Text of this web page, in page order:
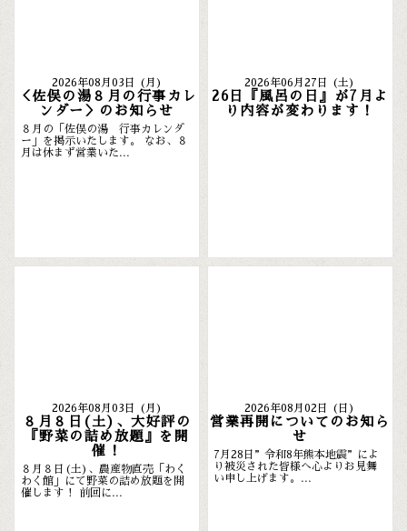
2026年08月03日 (月)
＜佐俣の湯８月の行事カレ
ンダー＞のお知らせ
８月の「佐俣の湯 行事カレンダ
ー」を掲示いたします。 なお、８
月は休まず営業いた...
2026年06月27日 (土)
26日『風呂の日』が7月よ
り内容が変わります！
2026年08月03日 (月)
８月８日(土)、大好評の
『野菜の詰め放題』を開
催！
８月８日(土)、農産物直売「わく
わく館」にて野菜の詰め放題を開
催します！ 前回に...
2026年08月02日 (日)
営業再開についてのお知ら
せ
7月28日”令和8年熊本地震”によ
り被災された皆様へ心よりお見舞
い申し上げます。...